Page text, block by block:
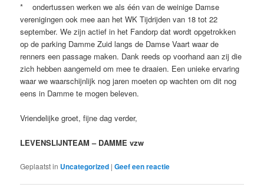
* ondertussen werken we als één van de weinige Damse
verenigingen ook mee aan het WK Tijdrijden van 18 tot 22
september. We zijn actief in het Fandorp dat wordt opgetrokken
op de parking Damme Zuid langs de Damse Vaart waar de
renners een passage maken. Dank reeds op voorhand aan zij die
zich hebben aangemeld om mee te draaien. Een unieke ervaring
waar we waarschijnlijk nog jaren moeten op wachten om dit nog
eens in Damme te mogen beleven.
Vriendelijke groet, fijne dag verder,
LEVENSLIJNTEAM – DAMME vzw
Geplaatst in Uncategorized |Geef een reactie